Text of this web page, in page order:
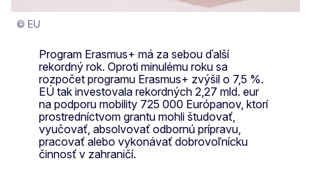
© EU
Program Erasmus+ má za sebou ďalší
rekordný rok. Oproti minulému roku sa
rozpočet programu Erasmus+ zvýšil o 7,5 %.
EÚ tak investovala rekordných 2,27 mld. eur
na podporu mobility 725 000 Európanov, ktorí
prostredníctvom grantu mohli študovať,
vyučovať, absolvovať odbornú prípravu,
pracovať alebo vykonávať dobrovoľnícku
činnosť v zahraničí.